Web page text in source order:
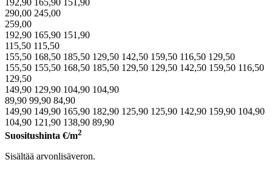
192,90 165,90 151,90
290,00 245,00
259,00
192,90 165,90 151,90
115,50 115,50
155,50 168,50 185,50 129,50 142,50 159,50 116,50 129,50
155,50 155,50 168,50 185,50 129,50 129,50 142,50 159,50 116,50
129,50
149,90 129,90 104,90 104,90
89,90 99,90 84,90
149,90 149,90 165,90 182,90 125,90 125,90 142,90 159,90 104,90
104,90 121,90 138,90 89,90
Suositushinta €/m2
Sisältää arvonlisäveron.